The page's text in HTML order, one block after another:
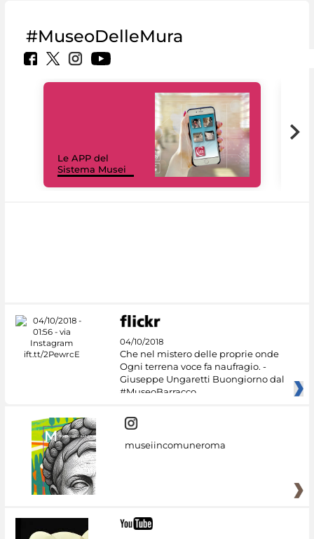
#MuseoDelleMura
Le APP del
Sistema Musei
04/10/2018
Che nel mistero delle proprie onde
Ogni terrena voce fa naufragio. -
Giuseppe Ungaretti Buongiorno dal
#MuseoBarracco
museiincomuneroma